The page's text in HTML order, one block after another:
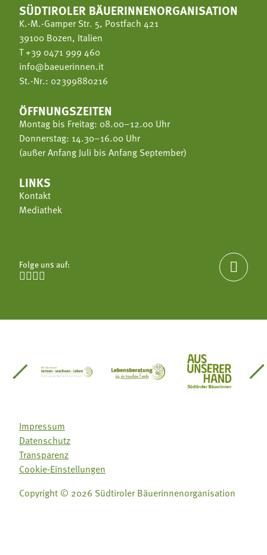
SÜDTIROLER BÄUERINNENORGANISATION
K.-M.-Gamper Str. 5, Postfach 421
39100 Bozen, Italien
T+39 0471 999 460
info@baeuerinnen.it
St.-Nr.: 02399880216
ÖFFNUNGSZEITEN
Montag bis Freitag: 08.00–12.00 Uhr
Donnerstag: 14.30–16.00 Uhr
(außer Anfang Juli bis Anfang September)
LINKS
Kontakt
Mediathek
Folge uns auf:


Südtirol
Gärtnervereinigung
Sozialgenossenschaft Mit Bäuerinnen lernen -
Lebensberatung für dieAus unserer
Impressum
Datenschutz
Transparenz
Cookie-Einstellungen
Copyright © 2026 Südtiroler Bäuerinnenorganisation